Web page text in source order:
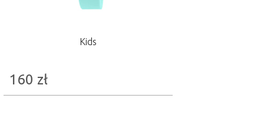
Kids
160 zł